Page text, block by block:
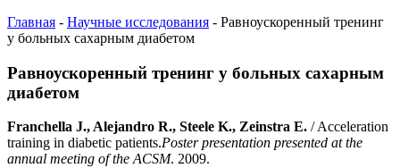
Главная - Научные исследования - Равноускоренный тренинг
у больных сахарным диабетом
Равноускоренный тренинг у больных сахарным
диабетом
Franchella J., Alejandro R., Steele K., Zeinstra E. / Acceleration
training in diabetic patients.Poster presentation presented at the
annual meeting of the ACSM. 2009.